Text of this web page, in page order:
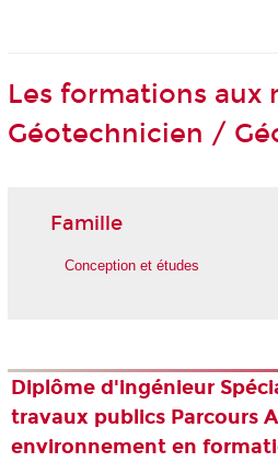
Les formations aux
Géotechnicien /
Famille
Conception et études
Diplôme d'ingénieur
travaux publics Parcours
environnement en